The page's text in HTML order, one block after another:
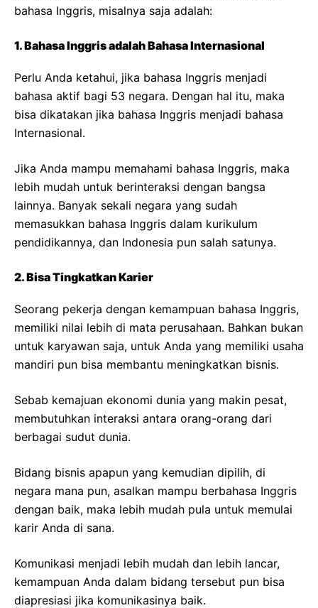
bahasa Inggris, misalnya saja adalah:
1. Bahasa Inggris adalah Bahasa Internasional
Perlu Anda ketahui, jika bahasa Inggris menjadi
bahasa aktif bagi 53 negara. Dengan hal itu, maka
bisa dikatakan jika bahasa Inggris menjadi bahasa
Internasional.
Jika Anda mampu memahami bahasa Inggris, maka
lebih mudah untuk berinteraksi dengan bangsa
lainnya. Banyak sekali negara yang sudah
memasukkan bahasa Inggris dalam kurikulum
pendidikannya, dan Indonesia pun salah satunya.
2. Bisa Tingkatkan Karier
Seorang pekerja dengan kemampuan bahasa Inggris,
memiliki nilai lebih di mata perusahaan. Bahkan bukan
untuk karyawan saja, untuk Anda yang memiliki usaha
mandiri pun bisa membantu meningkatkan bisnis.
Sebab kemajuan ekonomi dunia yang makin pesat,
membutuhkan interaksi antara orang-orang dari
berbagai sudut dunia.
Bidang bisnis apapun yang kemudian dipilih, di
negara mana pun, asalkan mampu berbahasa Inggris
dengan baik, maka lebih mudah pula untuk memulai
karir Anda di sana.
Komunikasi menjadi lebih mudah dan lebih lancar,
kemampuan Anda dalam bidang tersebut pun bisa
diapresiasi jika komunikasinya baik.